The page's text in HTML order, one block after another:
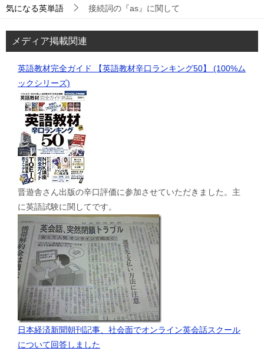
気になる英単語
接続詞の『as』に関して
メディア掲載関連
英語教材完全ガイド 【英語教材辛口ランキング50】 (100%ム
ックシリーズ)
晋遊舎さん出版の辛口評価に参加させていただきました。主
に英語試験に関してです。
日本経済新聞朝刊記事、社会面でオンライン英会話スクール
について回答しました